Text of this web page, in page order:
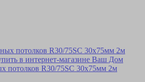
потолков R30/75SC 30х75мм 2м